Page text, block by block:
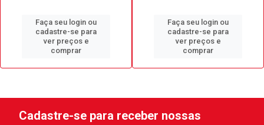
Faça seu login ou
cadastre-se para
ver preços e
comprar
Faça seu login ou
cadastre-se para
ver preços e
comprar
Cadastre-se para receber nossas